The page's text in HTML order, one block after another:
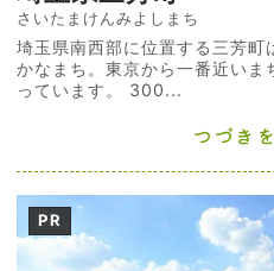
さいたまけんみよしまち
埼玉県南西部に位置する三芳町
かなまち。東京から一番近いま
っています。 300...
つづき
PR